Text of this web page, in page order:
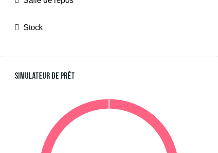
Stock
Simulateur De Prêt